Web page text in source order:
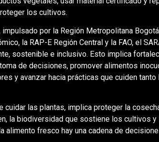
los cultivos.
impulsado por la Región Metropolitana
la RAP-E Región Central y la FAO, el
sostenible e inclusivo. Esto implica
de decisiones, promover alimentos
y avanzar hacia prácticas que cuiden
cuidar las plantas, implica proteger la
la biodiversidad que sostiene los cultivos y
alimento fresco hay una cadena de